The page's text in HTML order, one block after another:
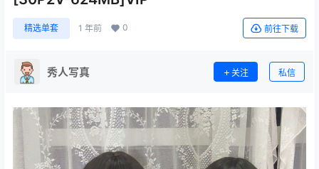
精选单套 1 年前 0 前往下载
秀人写真 关注 私信